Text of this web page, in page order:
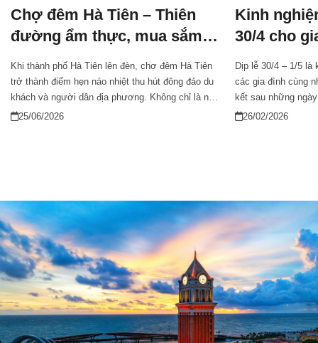
Chợ đêm Hà Tiên – Thiên
đường ẩm thực, mua sắm
sôi động về đêm
Khi thành phố Hà Tiên lên đèn, chợ đêm Hà Tiên
trở thành điểm hẹn náo nhiệt thu hút đông đảo du
khách và người dân địa phương. Không chỉ là nơi
mua sắm, ăn uống, khu chợ còn mang đến cơ hội
25/06/2026
Kinh
30/4 cho
lễ trọn
Dịp lễ 30/4 – 1/5 là
các gia đình cùng
kết sau những
và thời tiết đẹp,
26/02/2026